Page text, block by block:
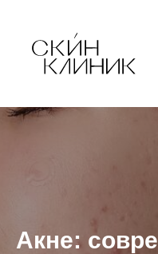
Акне: